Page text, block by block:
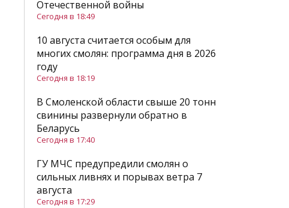
Отечественной войны
Сегодня в 18:49
10 августа считается особым для
многих смолян: программа дня в 2026
году
Сегодня в 18:19
В Смоленской области свыше 20 тонн
свинины развернули обратно в
Беларусь
Сегодня в 17:40
ГУ МЧС предупредили смолян о
сильных ливнях и порывах ветра 7
августа
Сегодня в 17:29